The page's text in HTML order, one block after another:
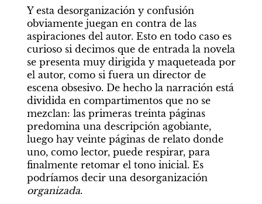
Y esta desorganización y confusión
obviamente juegan en contra de las
aspiraciones del autor. Esto en todo caso es
curioso si decimos que de entrada la novela
se presenta muy dirigida y maqueteada por
el autor, como si fuera un director de
escena obsesivo. De hecho la narración está
dividida en compartimentos que no se
mezclan: las primeras treinta páginas
predomina una descripción agobiante,
luego hay veinte páginas de relato donde
uno, como lector, puede respirar, para
finalmente retomar el tono inicial. Es
organizada.